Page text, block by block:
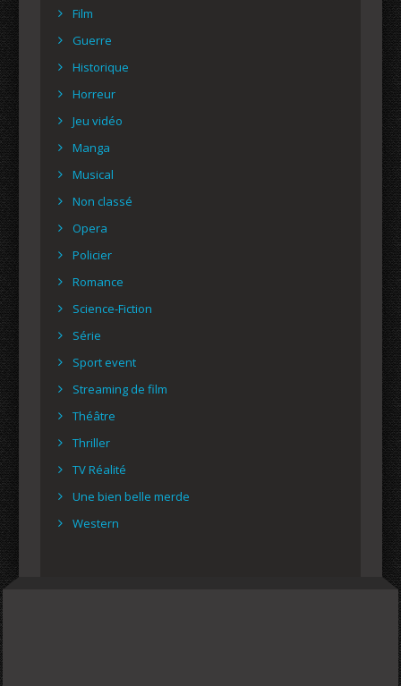
Film
Guerre
Historique
Horreur
Jeu vidéo
Manga
Musical
Non classé
Opera
Policier
Romance
Science-Fiction
Série
Sport event
Streaming de film
Théâtre
Thriller
TV Réalité
Une bien belle merde
Western